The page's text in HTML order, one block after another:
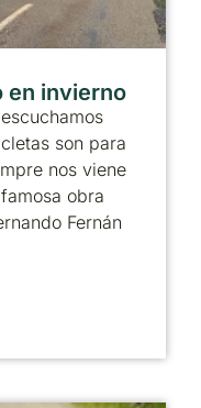
en invierno
son para
nos viene
obra
Fernán